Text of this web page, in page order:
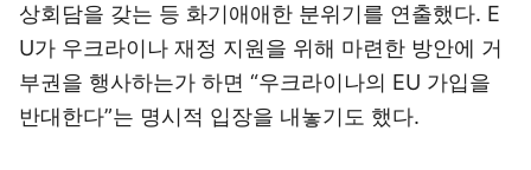
상회담을 갖는 등 화기애애한 분위기를 연출했다. E
U가 우크라이나 재정 지원을 위해 마련한 방안에 거
부권을 행사하는가 하면 “우크라이나의 EU 가입을
반대한다”는 명시적 입장을 내놓기도 했다.